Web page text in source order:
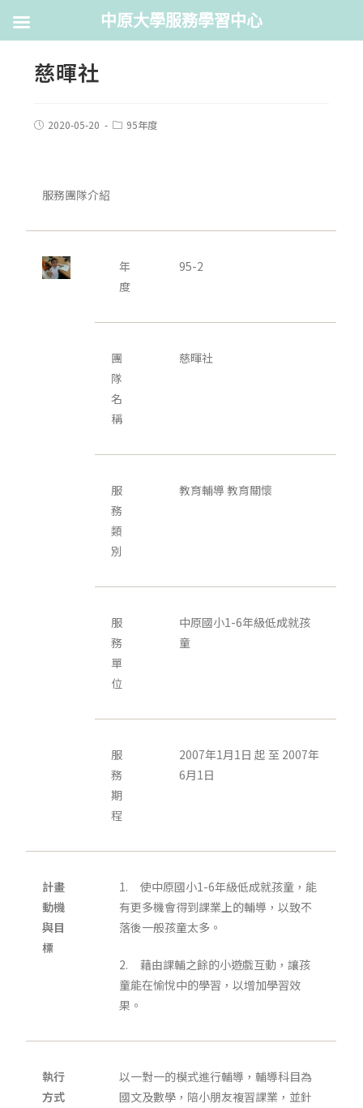
慈暉社
2020-05-20 95年度
服務團隊介紹
年
度
95-2
團
隊
名
稱
慈暉社
服
務
類
別
教育輔導 教育關懷
服
務
單
位
中原國小1-6年級低成就孩
童
服
務
期
程
2007年1月1日 起 至 2007年
6月1日
計畫
動機
與目
標
1. 使中原國小1-6年級低成就孩童，能
有更多機會得到課業上的輔導，以致不
落後一般孩童太多。
2. 藉由課輔之餘的小遊戲互動，讓孩
童能在愉悅中的學習，以增加學習效
果。
執行
方式
以一對一的模式進行輔導，輔導科目為
國文及數學，陪小朋友複習課業，並針
中原大學服務學習中心